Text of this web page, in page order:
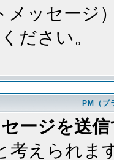
メッセージ
ださい。
PM（プ
ージを送
考えられま